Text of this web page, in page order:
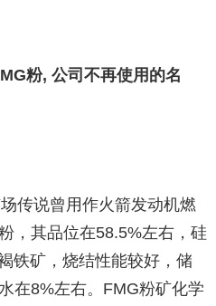
粉, 公司不再使用的名
传说曾用作火箭发动机燃
，其品位在58.5%左右，硅
铁矿，烧结性能较好，储
在8%左右。FMG粉矿化学